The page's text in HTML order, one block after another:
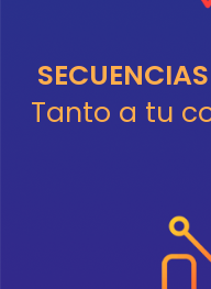
Tanto a tu